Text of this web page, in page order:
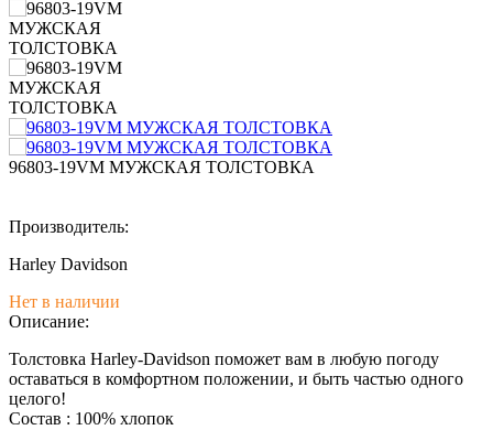
96803-19VM МУЖСКАЯ ТОЛСТОВКА
Производитель:
Harley Davidson
Нет в наличии
Описание:
Толстовка Harley-Davidson поможет вам в любую погоду
оставаться в комфортном положении, и быть частью одного
целого!
Состав : 100% хлопок